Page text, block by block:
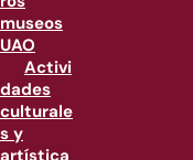
museos
UAO
Activi
dades
culturale
s y
artística